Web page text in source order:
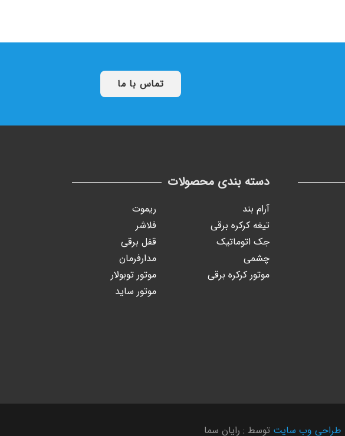
تماس با ما
دسته بندی محصولات
آرام بند
تیغه کرکره برقی
جک اتوماتیک
چشمی
موتور کرکره برقی
ریموت
فلاشر
قفل برقی
مدارفرمان
موتور توبولار
موتور ساید
طراحی وب سایت توسط : رایان سما